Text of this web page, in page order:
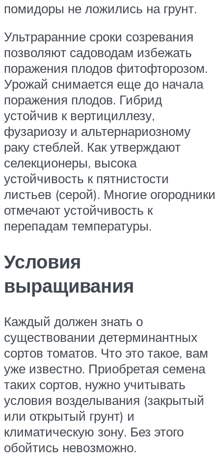
помидоры не ложились на грунт.
Ультраранние сроки созревания
позволяют садоводам избежать
поражения плодов фитофторозом.
Урожай снимается еще до начала
поражения плодов. Гибрид
устойчив к вертициллезу,
фузариозу и альтернариозному
раку стеблей. Как утверждают
селекционеры, высока
устойчивость к пятнистости
листьев (серой). Многие огородники
отмечают устойчивость к
перепадам температуры.
Условия
выращивания
Каждый должен знать о
существовании детерминантных
сортов томатов. Что это такое, вам
уже известно. Приобретая семена
таких сортов, нужно учитывать
условия возделывания (закрытый
или открытый грунт) и
климатическую зону. Без этого
обойтись невозможно.